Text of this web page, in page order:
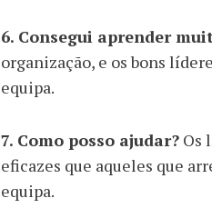
6. Consegui aprender
organização, e os bons
equipa.
7. Como posso ajudar? Os
eficazes que aqueles que
equipa.